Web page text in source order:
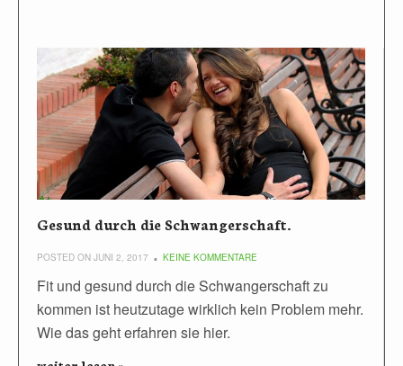
Gesund durch die Schwangerschaft.
POSTED ON JUNI 2, 2017 KEINE KOMMENTARE
Fit und gesund durch die Schwangerschaft zu
kommen ist heutzutage wirklich kein Problem mehr.
Wie das geht erfahren sie hier.